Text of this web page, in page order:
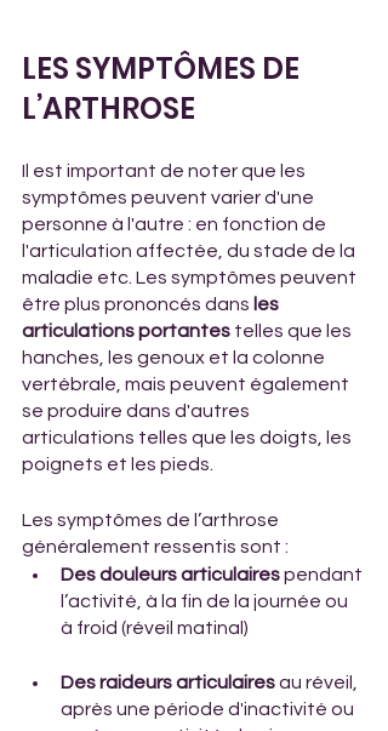
LES SYMPTÔMES DE
L’ARTHROSE
Il est important de noter que les
symptômes peuvent varier d'une
personne à l'autre : en fonction de
l'articulation affectée, du stade de la
maladie etc. Les symptômes peuvent
être plus prononcés dans les
articulations portantes telles que les
hanches, les genoux et la colonne
vertébrale, mais peuvent également
se produire dans d'autres
articulations telles que les doigts, les
poignets et les pieds.
Les symptômes de l’arthrose
généralement ressentis sont :
Des douleurs articulaires pendant
l’activité, à la fin de la journée ou
à froid (réveil matinal)
Des raideurs articulaires au réveil,
après une période d'inactivité ou